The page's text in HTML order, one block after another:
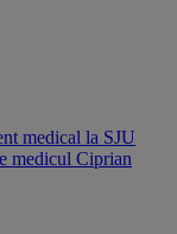
medical la SJU
medicul Ciprian